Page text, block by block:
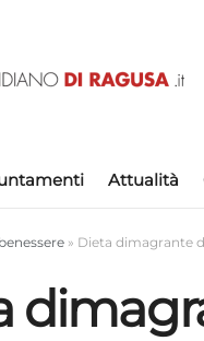
Attualità
» Dieta dimagrante